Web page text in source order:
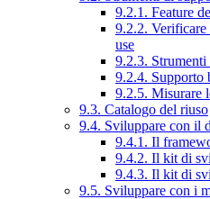
9.2.1. Feature
9.2.2.
use
9.2.3. Strumenti
9.2.4. Supporto
9.2.5. Misurare
9.3. Catalogo del riuso
9.4. Sviluppare con il
9.4.1. Il
9.4.2. Il kit di
9.4.3. Il kit di
9.5. Sviluppare con i